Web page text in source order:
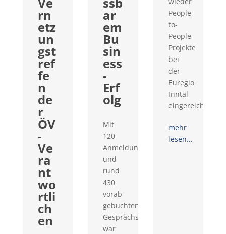
rn
etz
un
gst
ref
fe
n
de
r
ÖV
-
Ve
ra
nt
wo
rtli
ch
en
ar
em
Bu
sin
ess
-
Erf
olg
Mit
120
Anmeldungen
und
rund
430
vorab
gebuchten
Gesprächswünschen
war
People-
to-
People-
Projekte
bei
der
Euregio
Inntal
eingereicht...
mehr
lesen...